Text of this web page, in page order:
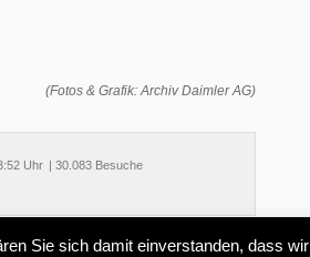
(Fotos & Grafik: Archiv Daimler AG)
Uhr | 30.083 Besuche
Sie sich damit einverstanden, dass wir